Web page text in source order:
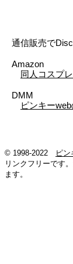
通信販売で
Amazon
同人コスプ
DMM
ピンキー
© 1998-2022 ピン
リンクフリーです
ます。